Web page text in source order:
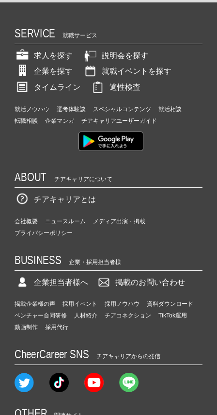
SERVICE 就職サービス
求人を探す
説明会を探す
企業を探す
就職イベントを探す
タイムライン
適性検査
就活ノウハウ 選考体験談 スペシャルコンテンツ
就活相談
転職相談
企業マンガ チアキャリアユーザーガイド
ABOUT チアキャリアについて
チアキャリアとは
会社概要 ニュースルーム
メディア出演・掲載
プライバシーポリシー
BUSINESS 企業・採用担当者様
企業担当者様へ 掲載のお問い合わせ
掲載企業様の声 採用イベント 採用ノウハウ
資料ダウンロード
ベンチャー合同研修
人材紹介 チアコネクション
TikTok運用
動画制作
採用代行
CheerCareer SNS チアキャリアからの発信